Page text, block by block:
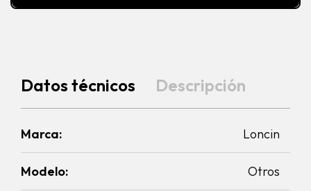
Datos técnicos Descripción
Marca: Loncin
Modelo: Otros